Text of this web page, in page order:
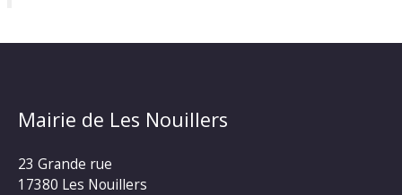
Mairie de Les Nouillers
23 Grande rue
17380 Les Nouillers